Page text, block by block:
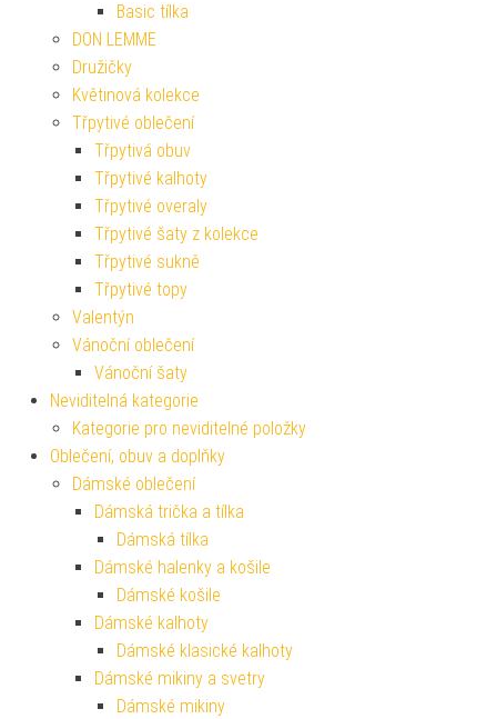
Basic tílka
DON LEMME
Družičky
Květinová kolekce
Třpytivé oblečení
Třpytivá obuv
Třpytivé kalhoty
Třpytivé overaly
Třpytivé šaty z kolekce
Třpytivé sukně
Třpytivé topy
Valentýn
Vánoční oblečení
Vánoční šaty
Neviditelná kategorie
Kategorie pro neviditelné položky
Oblečení, obuv a doplňky
Dámské oblečení
Dámská trička a tílka
Dámská tílka
Dámské halenky a košile
Dámské košile
Dámské kalhoty
Dámské klasické kalhoty
Dámské mikiny a svetry
Dámské mikiny